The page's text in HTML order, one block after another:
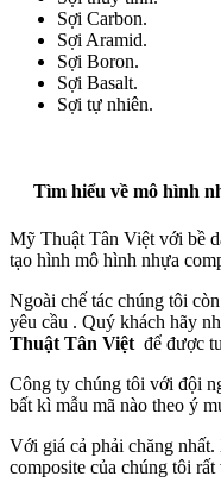
Sợi Carbon.
Sợi Aramid.
Sợi Boron.
Sợi Basalt.
Sợi tự nhiên.
Tìm hiểu về mô hình
Mỹ Thuật Tân Việt với bề
tạo hình mô hình nhựa
Ngoài chế tác chúng tôi
yêu cầu . Quý khách hãy
Thuật Tân Việt để được
Công ty chúng tôi với đội
bất kì mẫu mã nào theo ý
Với giá cả phải chăng
composite của chúng tôi